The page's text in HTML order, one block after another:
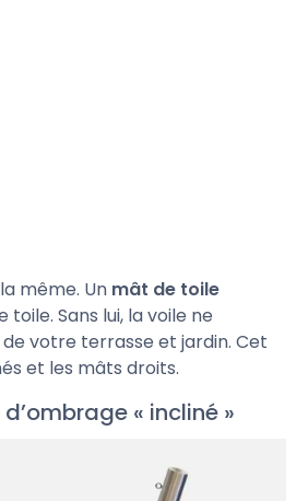
même. Un mât de toile
Sans lui, la voile ne
votre terrasse et jardin. Cet
et les mâts droits.
« incliné »